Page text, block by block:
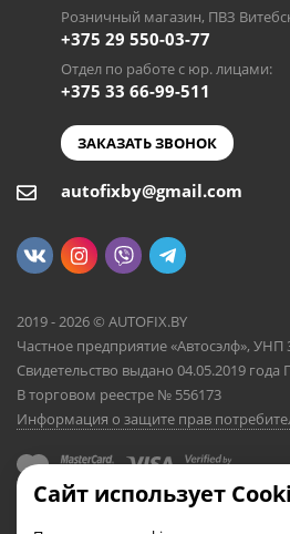
Розничный магазин, ПВЗ
+375 29 550-03-77
Отдел по работе с юр. лицами:
+375 33 66-99-511
ЗАКАЗАТЬ ЗВОНОК
autofixby@gmail.com
2019 - 2026 © AUTOFIX.BY
Частное предприятие «Автосэлф», УНП
Свидетельство выдано 04.05.2019
В торговом реестре № 556173
Информация о защите прав
Сайт использует